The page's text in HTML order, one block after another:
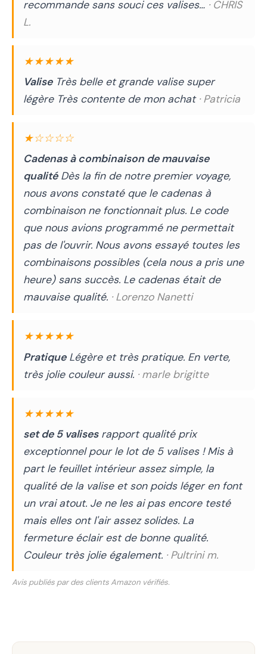
recommande sans souci ces valises… · CHRIS
L.
★★★★★
ValiseTrès belle et grande valise super
légère Très contente de mon achat · Patricia
★☆☆☆☆
Cadenas à combinaison de mauvaise
qualitéDès la fin de notre premier voyage,
nous avons constaté que le cadenas à
combinaison ne fonctionnait plus. Le code
que nous avions programmé ne permettait
pas de l'ouvrir. Nous avons essayé toutes les
combinaisons possibles (cela nous a pris une
heure) sans succès. Le cadenas était de
mauvaise qualité. · Lorenzo Nanetti
★★★★★
PratiqueLégère et très pratique. En verte,
très jolie couleur aussi. · marle brigitte
★★★★★
set de 5 valisesrapport qualité prix
exceptionnel pour le lot de 5 valises ! Mis à
part le feuillet intérieur assez simple, la
qualité de la valise et son poids léger en font
un vrai atout. Je ne les ai pas encore testé
mais elles ont l'air assez solides. La
fermeture éclair est de bonne qualité.
Couleur très jolie également. · Pultrini m.
Avis publiés par des clients Amazon vérifiés.